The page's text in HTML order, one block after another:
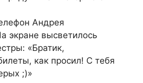
Андрея
экране высветилось
«Братик,
как просил! С тебя
;)»